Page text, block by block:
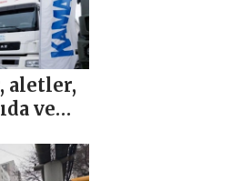
aletler,
ve